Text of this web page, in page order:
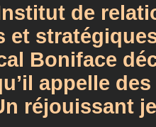
de
et
Boniface
appelle
réjouissant